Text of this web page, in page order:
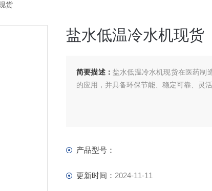
货
盐水低温冷水机现货
简要描述： 盐水低温冷水机现货在医药制
的应用，并具备环保节能、稳定可靠、灵
产品型号：
更新时间： 2024-11-11